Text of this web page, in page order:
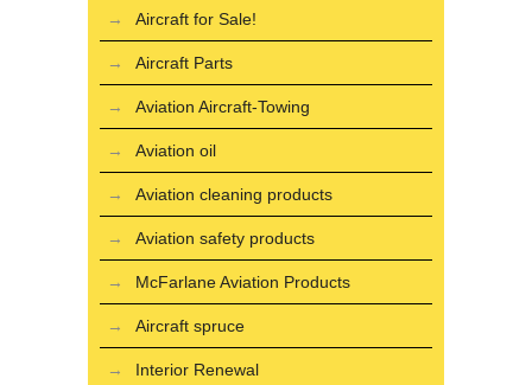
Aircraft for Sale!
Aircraft Parts
Aviation Aircraft-Towing
Aviation oil
Aviation cleaning products
Aviation safety products
McFarlane Aviation Products
Aircraft spruce
Interior Renewal